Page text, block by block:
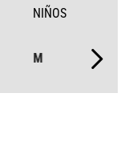
NIÑOS
M